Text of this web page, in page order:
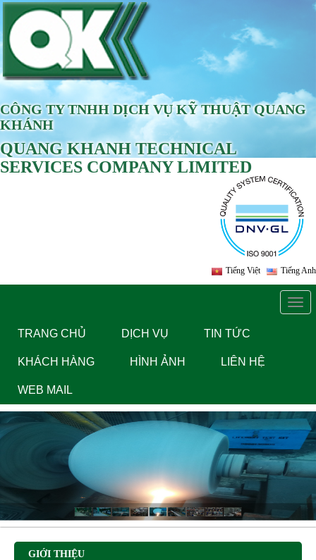
CÔNG TY TNHH DỊCH VỤ KỸ THUẬT QUANG
KHÁNH
QUANG KHANH TECHNICAL
SERVICES COMPANY LIMITED
Tiếng Việt Tiếng Anh
TRANG CHỦ DỊCH VỤ TIN TỨC
KHÁCH HÀNG HÌNH ẢNH LIÊN HỆ
WEB MAIL
GIỚI THIỆU